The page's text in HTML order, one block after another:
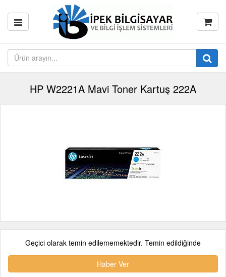
HP W2221A Mavi Toner Kartuş 222A
Geçici olarak temin edilememektedir. Temin edildiğinde
Haber Ver